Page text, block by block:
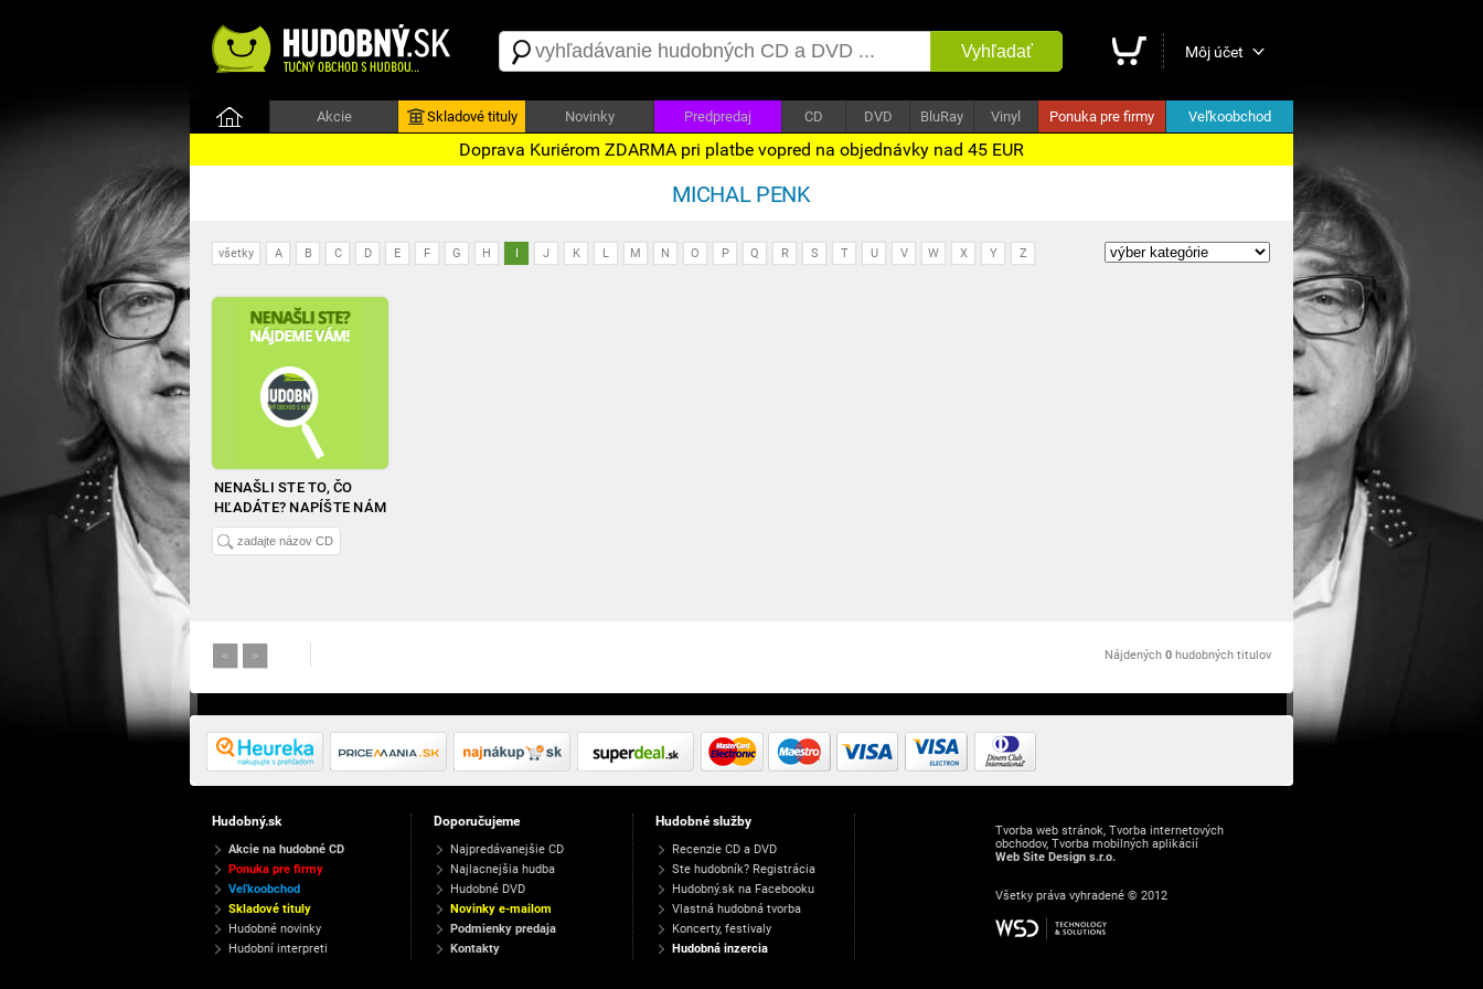
Vyhľadať Môj účet
Akcie Skladové tituly Novinky Predpredaj CD DVD BluRay Vinyl Ponuka pre firmy Veľkoobchod
Doprava Kuriérom ZDARMA pri platbe vopred na objednávky nad 45 EUR
MICHAL PENK
všetky A B C D E F G H I J K L M N O P Q R S T U V W X Y Z
NENAŠLI STE TO, ČO
HĽADÁTE? NAPÍŠTE NÁM
< > Nájdených 0 hudobných titulov
Hudobný.sk
Akcie na hudobné CD
Ponuka pre firmy
Veľkoobchod
Skladové tituly
Hudobné novinky
Hudobní interpreti
Doporučujeme
Najpredávanejšie CD
Najlacnejšia hudba
Hudobné DVD
Novinky e-mailom
Podmienky predaja
Kontakty
Hudobné služby
Recenzie CD a DVD
Ste hudobník? Registrácia
Hudobný.sk na Facebooku
Vlastná hudobná tvorba
Koncerty, festivaly
Hudobná inzercia
Tvorba web stránok, Tvorba internetových
obchodov, Tvorba mobilných aplikácií
Web Site Design s.r.o.
Všetky práva vyhradené © 2012